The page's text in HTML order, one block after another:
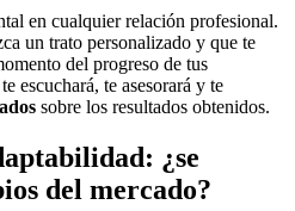
en cualquier relación profesional.
un trato personalizado y que te
del progreso de tus
escuchará, te asesorará y te
sobre los resultados obtenidos.
¿se
del mercado?